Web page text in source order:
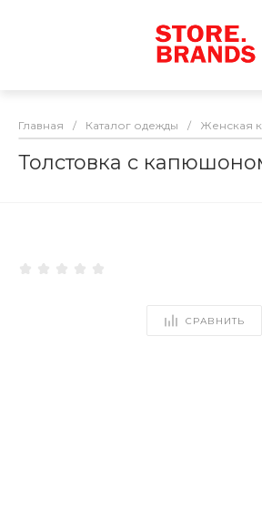
Главная / Каталог одежды / Женская
Толстовка с
СРАВНИТЬ